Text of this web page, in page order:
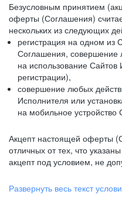
Безусловным принятием
оферты (Соглашения)
нескольких из следующих
регистрация на одном из
Соглашения, совершение
на использование Сайтов
регистрации),
совершение любых
Исполнителя или
на мобильное устройство
Акцепт настоящей оферты
отличных от тех, что
акцепт под условием, не
Развернуть весь текст